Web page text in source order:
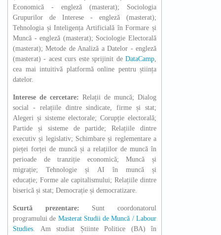
Economică - engleză (masterat); Sociologia
Grupurilor de Interese - engleză (masterat);
Tehnologia și Inteligența Artificială în Formare și
Muncă - engleză (masterat); Sociologie Electorală
(masterat);Metode de Analiză a Datelor - engleză
(masterat) - acest curs este sprijinit de DataCamp,
cea mai intuitivă platformă online pentru știința
datelor.
Interese de cercetare: Relații de muncă; Dialog
social - relațiile dintre sindicate, firme și stat;
Alegeri și sisteme electorale; Corupție electorală;
Partide și sisteme de partide; Relațiile dintre
executiv și legislativ; Schimbare și reglementare a
pieței forței de muncă și a relațiilor de muncă în
perioade de tranziție economică; Muncă și
migrație; Tehnologie și AI în muncă și
educație; Forme ale capitalismului; Relațiile dintre
biserică și stat; Democrație și democratizare.
Scurtă prezentare: Sunt coordonatorul
programului de Masterat Studii de Muncă / Labour
Studies. Am studiat Știinte Politice (BA) în